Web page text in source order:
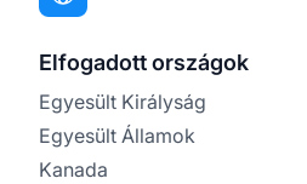
Elfogadott országok
Egyesült Királyság
Egyesült Államok
Kanada